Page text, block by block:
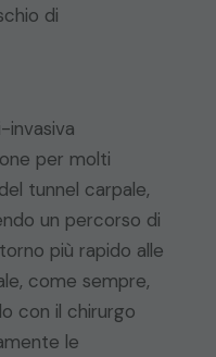
di
invasiva
per molti
tunnel carpale,
un percorso di
più rapido alle
come sempre,
con il chirurgo
le